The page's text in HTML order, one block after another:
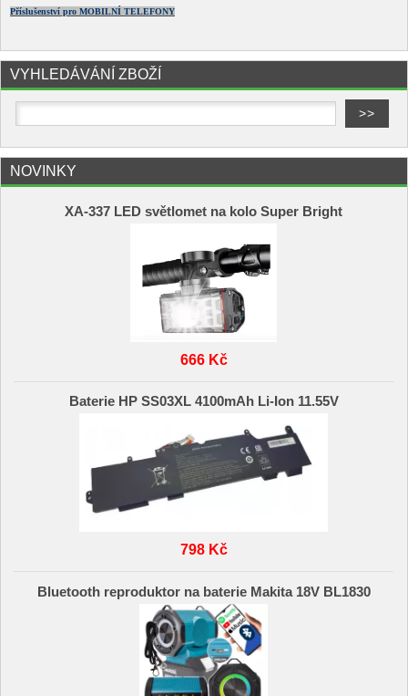
Příslušenství pro MOBILNÍ TELEFONY
VYHLEDÁVÁNÍ ZBOŽÍ
NOVINKY
XA-337 LED světlomet na kolo Super Bright
666 Kč
Baterie HP SS03XL 4100mAh Li-Ion 11.55V
798 Kč
Bluetooth reproduktor na baterie Makita 18V BL1830